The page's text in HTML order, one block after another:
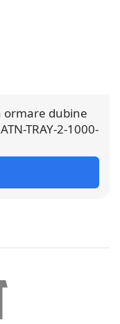
ormare dubine
TRAY-2-1000-